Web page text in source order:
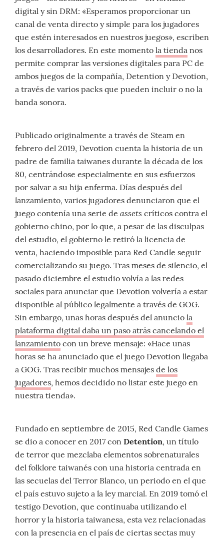
digital y sin DRM: «Esperamos proporcionar un
canal de venta directo y simple para los jugadores
que estén interesados en nuestros juegos», escriben
los desarrolladores. En este momento la tienda nos
permite comprar las versiones digitales para PC de
ambos juegos de la compañía, Detention y Devotion,
a través de varios packs que pueden incluir o no la
banda sonora.
Publicado originalmente a través de Steam en
febrero del 2019, Devotion cuenta la historia de un
padre de familia taiwanes durante la década de los
80, centrándose especialmente en sus esfuerzos
por salvar a su hija enferma. Días después del
lanzamiento, varios jugadores denunciaron que el
juego contenía una serie de assets críticos contra el
gobierno chino, por lo que, a pesar de las disculpas
del estudio, el gobierno le retiró la licencia de
venta, haciendo imposible para Red Candle seguir
comercializando su juego. Tras meses de silencio, el
pasado diciembre el estudio volvía a las redes
sociales para anunciar que Devotion volvería a estar
disponible al público legalmente a través de GOG.
Sin embargo, unas horas después del anuncio la
plataforma digital daba un paso atrás cancelando el
lanzamiento con un breve mensaje: «Hace unas
horas se ha anunciado que el juego Devotion llegaba
a GOG. Tras recibir muchos mensajes de los
jugadores, hemos decidido no listar este juego en
nuestra tienda».
Fundado en septiembre de 2015, Red Candle Games
se dio a conocer en 2017 con Detention, un título
de terror que mezclaba elementos sobrenaturales
del folklore taiwanés con una historia centrada en
las secuelas del Terror Blanco, un periodo en el que
el país estuvo sujeto a la ley marcial. En 2019 tomó el
testigo Devotion, que continuaba utilizando el
horror y la historia taiwanesa, esta vez relacionadas
con la presencia en el país de ciertas sectas muy